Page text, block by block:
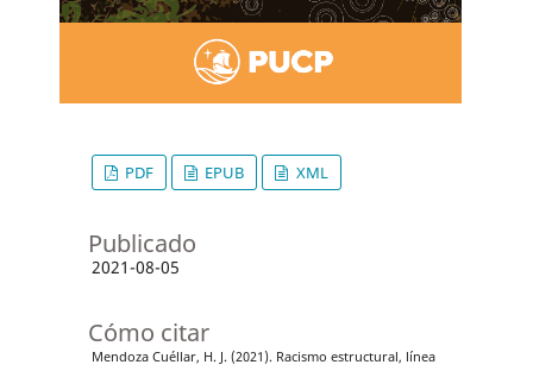
PDF EPUB XML
Publicado
2021-08-05
Cómo citar
Mendoza Cuéllar, H. J. (2021). Racismo estructural, línea